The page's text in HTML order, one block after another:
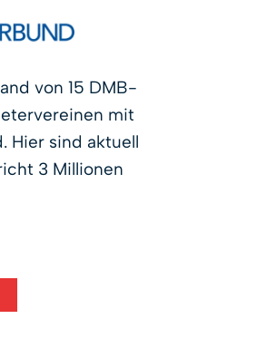
von 15 DMB-
mit
Hier sind aktuell
3 Millionen